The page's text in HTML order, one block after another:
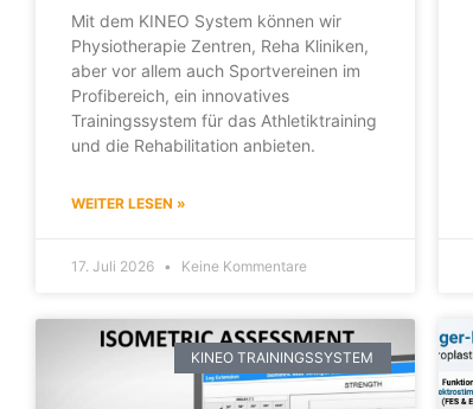
Mit dem KINEO System können wir
Physiotherapie Zentren, Reha Kliniken,
aber vor allem auch Sportvereinen im
Profibereich, ein innovatives
Trainingssystem für das Athletiktraining
und die Rehabilitation anbieten.
WEITER LESEN »
17. Juli 2026 Keine Kommentare
KINEO TRAININGSSYSTEM